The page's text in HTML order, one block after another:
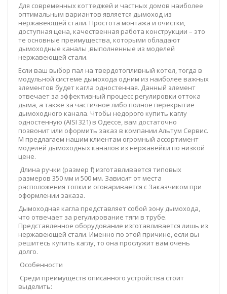
Для современных коттеджей и частных домов наиболее
оптимальным вариантов является дымоход из
нержавеющей стали. Простота монтажа и очистки,
доступная цена, качественная работа конструкции – это
те основные преимущества, которыми обладают
дымоходные каналы ,выполненные из моделей
нержавеющей стали.
Если ваш выбор пал на твердотопливный котел, тогда в
модульной системе дымохода одним из наиболее важных
элементов будет кагла одностенная. Данный элемент
отвечает за эффективный процесс регулировки оттока
дыма, а также за частичное либо полное перекрытие
дымоходного канала. Чтобы недорого купить каглу
одностенную (AISI 321) в Одессе, вам достаточно
позвонит или оформить заказ в компании Альтум Сервис.
М предлагаем нашим клиентам огромный ассортимент
моделей дымоходных каналов из нержавейки по низкой
цене.
Длина ручки (размер f) изготавливается типовых
размеров 350 мм и 500 мм. Зависит от места
расположения топки и оговаривается с Заказчиком при
оформлении заказа.
Дымоходная кагла представляет собой зону дымохода,
что отвечает за регулирование тяги в трубе.
Представленное оборудование изготавливается лишь из
нержавеющей стали. Именно по этой причине, если вы
решитесь купить каглу, то она прослужит вам очень
долго.
Особенности
Среди преимуществ описанного устройства стоит
выделить: